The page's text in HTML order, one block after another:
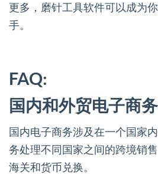
更多，磨针工具软件可以成为
手。
FAQ:
国内和外贸电子商
国内电子商务涉及在一个国家
务处理不同国家之间的跨境销
海关和货币兑换。